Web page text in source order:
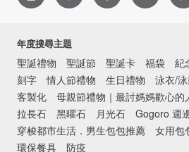
年度搜尋主題
聖誕禮物 聖誕節 聖誕卡 福袋 紀
刻字
情人節禮物 生日禮物 泳衣/
客製化
母親節禮物｜最討媽媽歡心的
拉長石
黑曜石 月光石
Gogoro 週
穿梭都市生活．男生包包推薦
女用包
環保餐具
防疫